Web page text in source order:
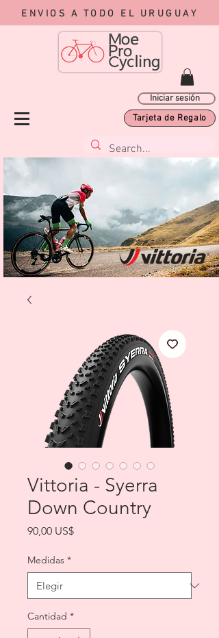
ENVIOS A TODO EL URUGUAY
Tarjeta de Regalo
Iniciar sesión
Vittoria - Syerra
Down Country
90,00 US$Precio
Medidas *
Cantidad *